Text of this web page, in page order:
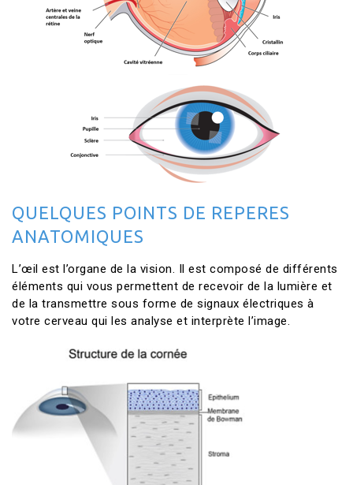
QUELQUES POINTS DE REPERES
ANATOMIQUES
L’œil est l’organe de la vision. Il est composé de différents
éléments qui vous permettent de recevoir de la lumière et
de la transmettre sous forme de signaux électriques à
votre cerveau qui les analyse et interprète l’image.